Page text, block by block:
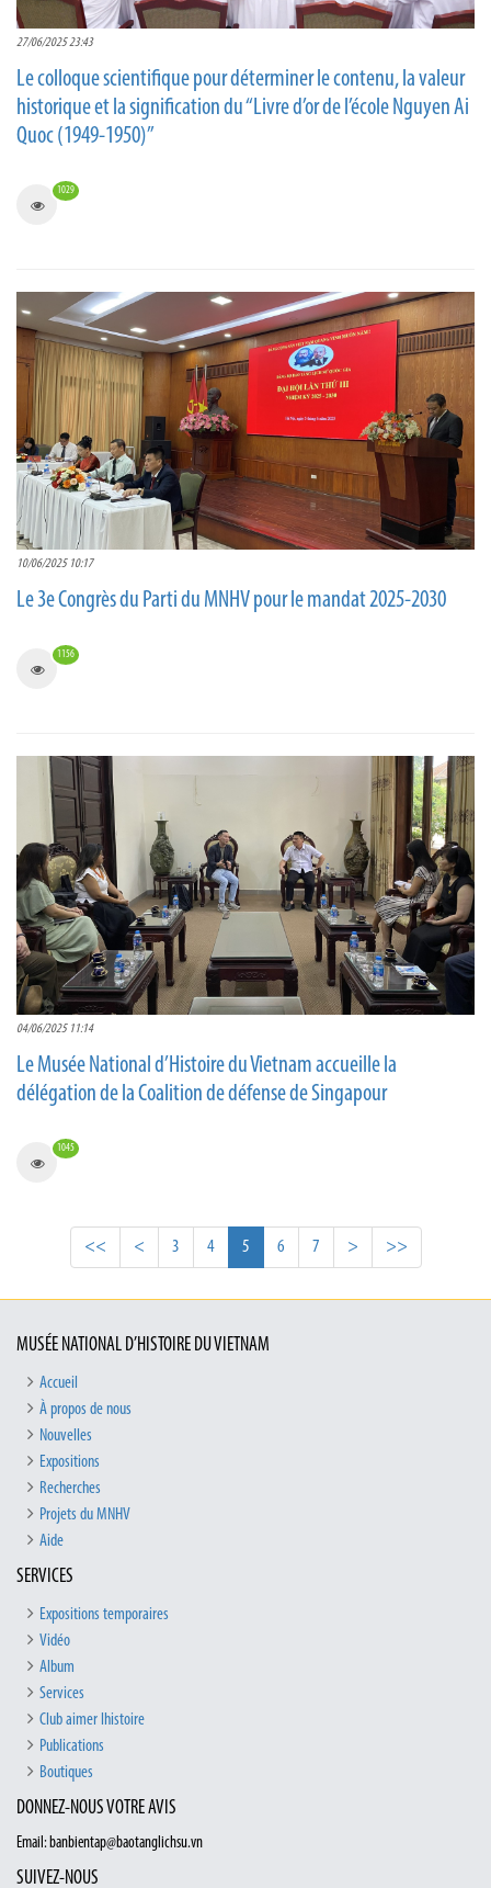
27/06/2025 23:43
Le colloque scientifique pour déterminer le contenu, la valeur
historique et la signification du “Livre d’or de l’école Nguyen Ai
Quoc (1949-1950)”
1029
10/06/2025 10:17
Le 3e Congrès du Parti du MNHV pour le mandat 2025-2030
1156
04/06/2025 11:14
Le Musée National d’Histoire du Vietnam accueille la
délégation de la Coalition de défense de Singapour
1045
<< < 3 4 5 6 7 > >>
MUSÉE NATIONAL D’HISTOIRE DU VIETNAM
Accueil
À propos de nous
Nouvelles
Expositions
Recherches
Projets du MNHV
Aide
SERVICES
Expositions temporaires
Vidéo
Album
Services
Club aimer lhistoire
Publications
Boutiques
DONNEZ-NOUS VOTRE AVIS
Email: banbientap@baotanglichsu.vn
SUIVEZ-NOUS